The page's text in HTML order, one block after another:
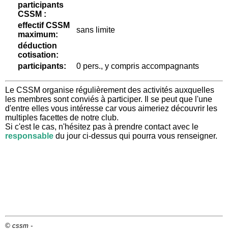
participants
CSSM :
effectif CSSM
maximum:
sans limite
déduction
cotisation:
participants:
0 pers., y compris accompagnants
Le CSSM organise régulièrement des activités auxquelles
les membres sont conviés à participer. Il se peut que l'une
d'entre elles vous intéresse car vous aimeriez découvrir les
multiples facettes de notre club.
Si c'est le cas, n'hésitez pas à prendre contact avec le
responsable du jour ci-dessus qui pourra vous renseigner.
© cssm -